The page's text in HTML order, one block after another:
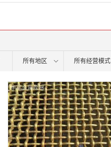
所有地区 所有经营模式
面议
会员注册：第 10 年
经营模式：生产制造